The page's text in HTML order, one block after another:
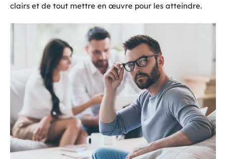
clairs et de tout mettre en œuvre pour les atteindre.